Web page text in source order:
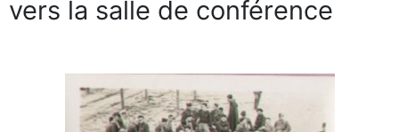
vers la salle de conférence